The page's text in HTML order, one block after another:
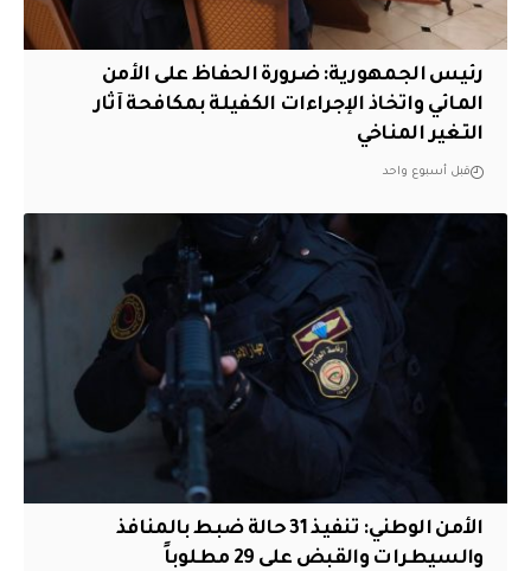
رئيس الجمهورية: ضرورة الحفاظ على الأمن
المائي واتخاذ الإجراءات الكفيلة بمكافحة آثار
التغير المناخي
قبل أسبوع واحد
الأمن الوطني: تنفيذ 31 حالة ضبط بالمنافذ
والسيطرات والقبض على 29 مطلوباً